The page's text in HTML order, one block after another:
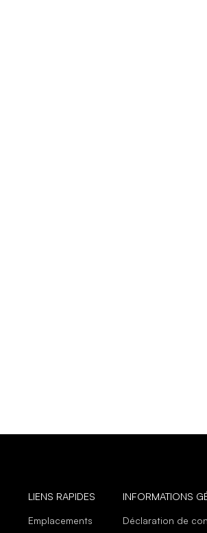
LIENS RAPIDES
Emplacements
INFORMATIONS
Déclaration de